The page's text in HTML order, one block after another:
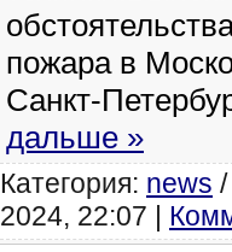
пожара в
Санкт-
дальше »
Категория: news
2024, 22:07 |